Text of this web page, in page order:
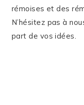
rémoises et des
N’hésitez pas à
part de vos idées.